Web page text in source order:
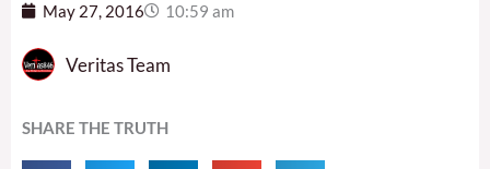
May 27, 2016 10:59 am
Veritas Team
SHARE THE TRUTH